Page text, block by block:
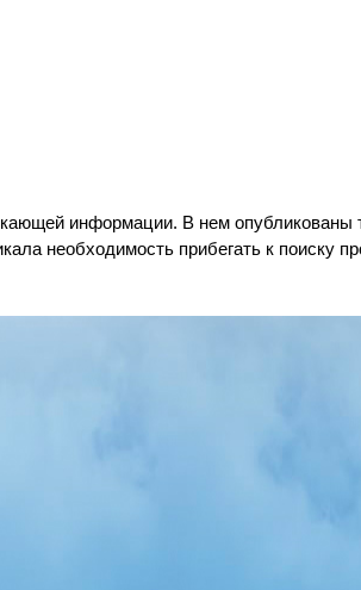
информации. В нем опубликованы
необходимость прибегать к поиску